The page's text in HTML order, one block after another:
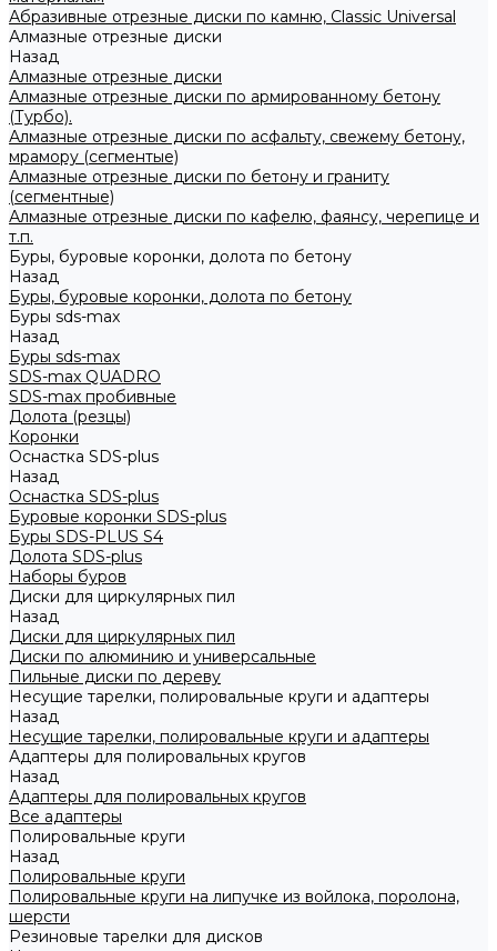
Абразивные отрезные диски по камню, Classic Universal
Алмазные отрезные диски
Назад
Алмазные отрезные диски
Алмазные отрезные диски по армированному бетону
(Турбо).
Алмазные отрезные диски по асфальту, свежему бетону,
мрамору (сегментые)
Алмазные отрезные диски по бетону и граниту
(сегментные)
Алмазные отрезные диски по кафелю, фаянсу, черепице и
т.п.
Буры, буровые коронки, долота по бетону
Назад
Буры, буровые коронки, долота по бетону
Буры sds-max
Назад
Буры sds-max
SDS-max QUADRO
SDS-max пробивные
Долота (резцы)
Коронки
Оснастка SDS-plus
Назад
Оснастка SDS-plus
Буровые коронки SDS-plus
Буры SDS-PLUS S4
Долота SDS-plus
Наборы буров
Диски для циркулярных пил
Назад
Диски для циркулярных пил
Диски по алюминию и универсальные
Пильные диски по дереву
Несущие тарелки, полировальные круги и адаптеры
Назад
Несущие тарелки, полировальные круги и адаптеры
Адаптеры для полировальных кругов
Назад
Адаптеры для полировальных кругов
Все адаптеры
Полировальные круги
Назад
Полировальные круги
Полировальные круги на липучке из войлока, поролона,
шерсти
Резиновые тарелки для дисков